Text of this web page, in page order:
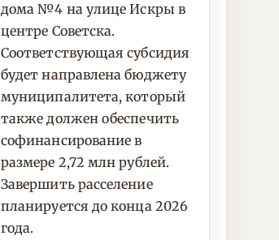
дома №4 на улице Искры в
центре Советска.
Соответствующая субсидия
будет направлена бюджету
муниципалитета, который
также должен обеспечить
софинансирование в
размере 2,72 млн рублей.
Завершить расселение
планируется до конца 2026
года.